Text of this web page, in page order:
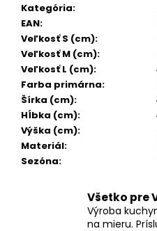
Kategória:
EAN:
Veľkosť S (cm):
Veľkosť M (cm):
Veľkosť L (cm):
Farba primárna:
Šírka (cm):
Hĺbka (cm):
Výška (cm):
Materiál:
Sezóna:
Všetko pre
Výroba
na mieru.